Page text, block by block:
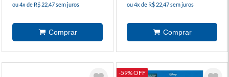
ou 4x de R$ 22,47 sem juros ou 4x de R$ 22,47 sem juros
-59% OFF